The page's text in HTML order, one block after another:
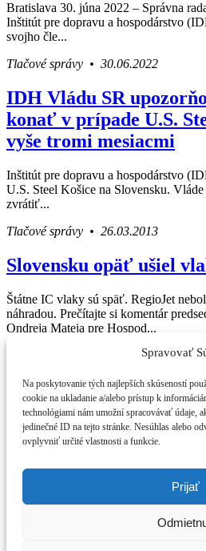
Spravovať
Na poskytovanie tých najlepších skúseností
cookie na ukladanie a/alebo prístup k
technológiami nám umožní spracovávať údaje,
jedinečné ID na tejto stránke. Nesúhlas alebo
ovplyvniť určité vlastnosti a funkcie.
Prijať
Bratislava 30. júna 2022 – Správna
Inštitút pre dopravu a hospodárstvo
svojho čle...
Tlačové správy • 30.06.2022
IDH Vládu SR
konať v prípade U.S.
vyše tromi mesiacmi
Inštitút pre dopravu a hospodárstvo
U.S. Steel Košice na Slovensku.
zvrátiť...
Tlačové správy • 26.03.2013
Slovensku opäť ušiel
Štátne IC vlaky sú späť. RegioJet
náhradou. Prečítajte si komentár
Ondreja Mateja pre Hospod...
IDH v médiach • 06.10.2016
Váš sprievodca svetom
ekonomiky
Press Centrum
IDH v médiach
Tlačové správy
Blog
Press
Kto sme
Poukážte nám 2% z dane